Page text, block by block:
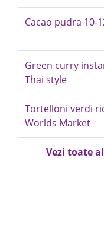
Cacao pudra 10-
Green curry
Thai style
Tortelloni verdi
Worlds Market
Vezi toate